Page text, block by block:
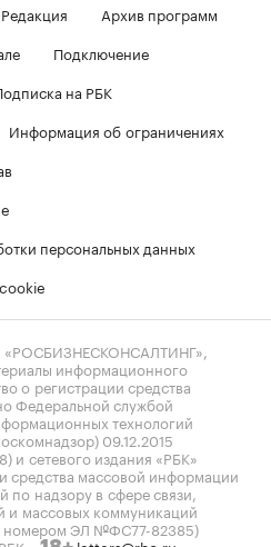
Редакция
Архив программ
Подключение
на РБК
Информация об ограничениях
персональных данных
информационного
о регистрации средства
Федеральной службой
технологий
09.12.2015
сетевого издания «РБК»
средства массовой информации
надзору в сфере связи,
и массовых коммуникаций
номером ЭЛ №ФС77-82385)